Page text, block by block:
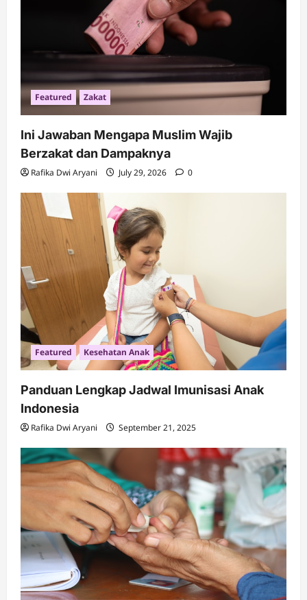
Featured Zakat
Ini Jawaban Mengapa Muslim Wajib
Berzakat dan Dampaknya
Rafika Dwi Aryani July 29, 2026 0
Featured Kesehatan Anak
Panduan Lengkap Jadwal Imunisasi Anak
Indonesia
Rafika Dwi Aryani September 21, 2025